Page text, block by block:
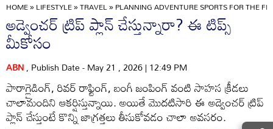
HOME»LIFESTYLE»TRAVEL»PLANNING ADVENTURE SPORTS FOR THE
అడ్వెంచర్ ట్రిప్ ప్లాన్ చేస్తున్నారా? ఈ టిప్స్
మీకోసం
ABN, Publish Date - May 21 , 2026 | 12:49 PM
పారాగ్లైడింగ్, రివర్ రాఫ్టింగ్, బంగీ జంపింగ్ వంటి సాహస క్రీడలు
చాలామందిని ఆకర్షిస్తున్నాయి. అయితే మొదటిసారి ఈ అడ్వెంచర్ ట్రిప్
ప్లాన్ చేస్తుంటే కొన్ని జాగ్రత్తలు తీసుకోవడం చాలా అవసరం.